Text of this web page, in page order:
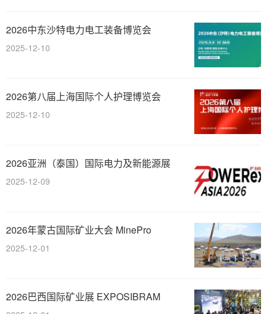
2026中东沙特电力电工装备博览会
2025-12-10
2026第八届上海国际个人护理博览会
2025-12-10
2026亚洲（泰国）国际电力及新能源展
2025-12-09
2026年蒙古国际矿业大会 MinePro
2025-12-01
2026巴西国际矿业展 EXPOSIBRAM